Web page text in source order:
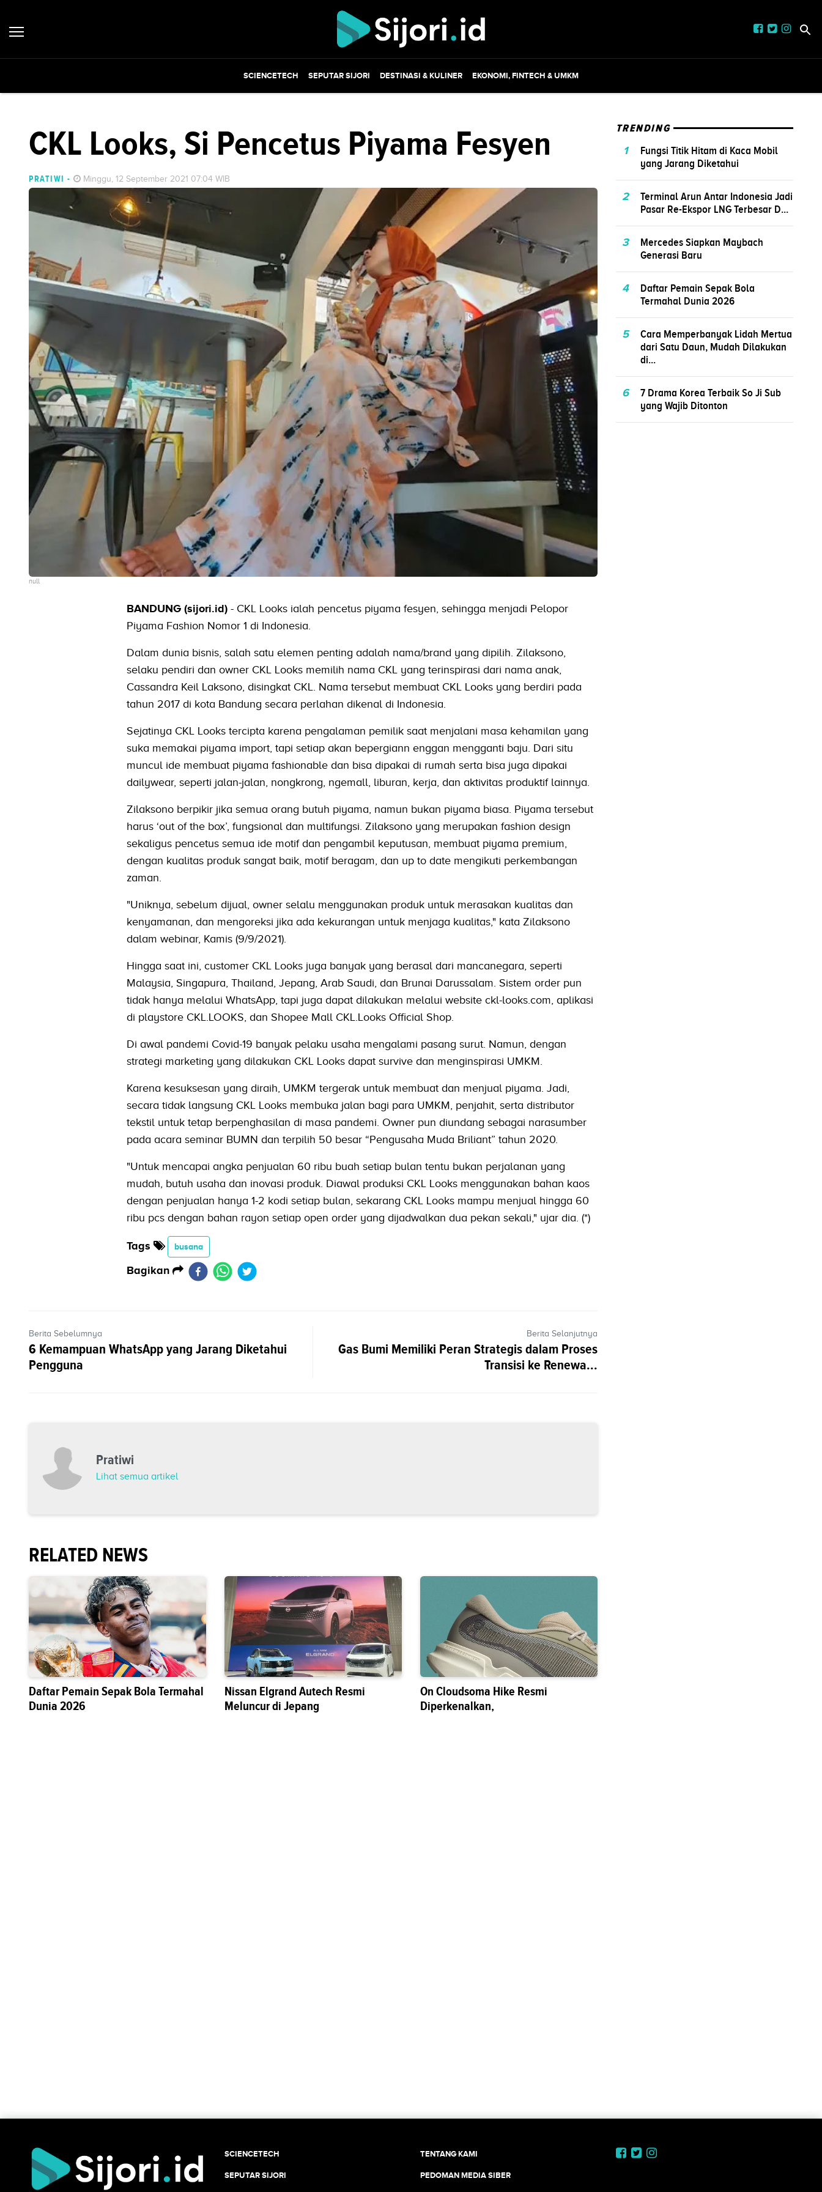
SCIENCETECH SEPUTAR SIJORI DESTINASI & KULINER EKONOMI, FINTECH & UMKM
CKL Looks, Si Pencetus Piyama Fesyen
PRATIWI - Minggu, 12 September 2021 07:04 WIB
null
BANDUNG (sijori.id)- CKL Looks ialah pencetus piyama fesyen, sehingga menjadi Pelopor
Piyama Fashion Nomor 1 di Indonesia.
Dalam dunia bisnis, salah satu elemen penting adalah nama/brand yang dipilih. Zilaksono,
selaku pendiri dan owner CKL Looks memilih nama CKL yang terinspirasi dari nama anak,
Cassandra Keil Laksono, disingkat CKL. Nama tersebut membuat CKL Looks yang berdiri pada
tahun 2017 di kota Bandung secara perlahan dikenal di Indonesia.
Sejatinya CKL Looks tercipta karena pengalaman pemilik saat menjalani masa kehamilan yang
suka memakai piyama import, tapi setiap akan bepergiann enggan mengganti baju. Dari situ
muncul ide membuat piyama fashionable dan bisa dipakai di rumah serta bisa juga dipakai
dailywear, seperti jalan-jalan, nongkrong, ngemall, liburan, kerja, dan aktivitas produktif lainnya.
Zilaksono berpikir jika semua orang butuh piyama, namun bukan piyama biasa. Piyama tersebut
harus ‘out of the box’, fungsional dan multifungsi. Zilaksono yang merupakan fashion design
sekaligus pencetus semua ide motif dan pengambil keputusan, membuat piyama premium,
dengan kualitas produk sangat baik, motif beragam, dan up to date mengikuti perkembangan
zaman.
"Uniknya, sebelum dijual, owner selalu menggunakan produk untuk merasakan kualitas dan
kenyamanan, dan mengoreksi jika ada kekurangan untuk menjaga kualitas," kata Zilaksono
dalam webinar, Kamis (9/9/2021).
Hingga saat ini, customer CKL Looks juga banyak yang berasal dari mancanegara, seperti
Malaysia, Singapura, Thailand, Jepang, Arab Saudi, dan Brunai Darussalam. Sistem order pun
tidak hanya melalui WhatsApp, tapi juga dapat dilakukan melalui website ckl-looks.com, aplikasi
di playstore CKL.LOOKS, dan Shopee Mall CKL.Looks Official Shop.
Di awal pandemi Covid-19 banyak pelaku usaha mengalami pasang surut. Namun, dengan
strategi marketing yang dilakukan CKL Looks dapat survive dan menginspirasi UMKM.
Karena kesuksesan yang diraih, UMKM tergerak untuk membuat dan menjual piyama. Jadi,
secara tidak langsung CKL Looks membuka jalan bagi para UMKM, penjahit, serta distributor
tekstil untuk tetap berpenghasilan di masa pandemi. Owner pun diundang sebagai narasumber
pada acara seminar BUMN dan terpilih 50 besar “Pengusaha Muda Briliant” tahun 2020.
"Untuk mencapai angka penjualan 60 ribu buah setiap bulan tentu bukan perjalanan yang
mudah, butuh usaha dan inovasi produk. Diawal produksi CKL Looks menggunakan bahan kaos
dengan penjualan hanya 1-2 kodi setiap bulan, sekarang CKL Looks mampu menjual hingga 60
ribu pcs dengan bahan rayon setiap open order yang dijadwalkan dua pekan sekali," ujar dia. (*)
Tags busana
Bagikan
Berita Sebelumnya
6 Kemampuan WhatsApp yang Jarang Diketahui
Pengguna
Berita Selanjutnya
Gas Bumi Memiliki Peran Strategis dalam Proses
Transisi ke Renewa...
Pratiwi
Lihat semua artikel
RELATED NEWS
Daftar Pemain Sepak Bola Termahal
Dunia 2026
Nissan Elgrand Autech Resmi
Meluncur di Jepang
On Cloudsoma Hike Resmi
Diperkenalkan,
TRENDING
1
Fungsi Titik Hitam di Kaca Mobil
yang Jarang Diketahui
2
Terminal Arun Antar Indonesia Jadi
Pasar Re-Ekspor LNG Terbesar D...
3
Mercedes Siapkan Maybach
Generasi Baru
4
Daftar Pemain Sepak Bola
Termahal Dunia 2026
5
Cara Memperbanyak Lidah Mertua
dari Satu Daun, Mudah Dilakukan
di...
6
7 Drama Korea Terbaik So Ji Sub
yang Wajib Ditonton
SCIENCETECH
SEPUTAR SIJORI
TENTANG KAMI
PEDOMAN MEDIA SIBER